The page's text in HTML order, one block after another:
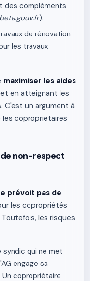
des compléments
).
de rénovation
les travaux
maximiser les aides
en atteignant les
C'est un argument à
copropriétaires
non-respect
prévoit pas de
les copropriétés
les risques
syndic qui ne met
engage sa
copropriétaire